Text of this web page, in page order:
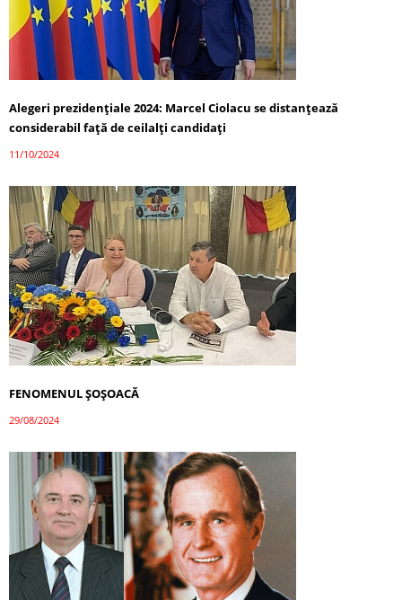
Alegeri prezidențiale 2024: Marcel Ciolacu se distanțează
considerabil față de ceilalți candidați
11/10/2024
FENOMENUL ȘOȘOACĂ
29/08/2024